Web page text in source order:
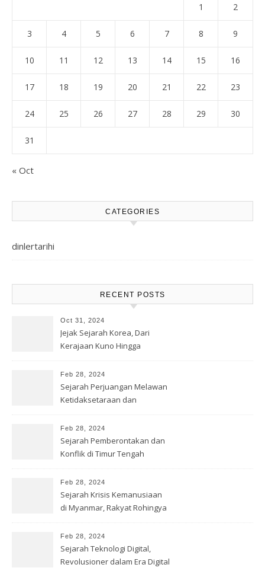
1 2
3 4 5 6 7 8 9
10 11 12 13 14 15 16
17 18 19 20 21 22 23
24 25 26 27 28 29 30
31
« Oct
CATEGORIES
dinlertarihi
RECENT POSTS
Oct 31, 2024
Jejak Sejarah Korea, Dari
Kerajaan Kuno Hingga
Feb 28, 2024
Sejarah Perjuangan Melawan
Ketidaksetaraan dan
Feb 28, 2024
Sejarah Pemberontakan dan
Konflik di Timur Tengah
Feb 28, 2024
Sejarah Krisis Kemanusiaan
di Myanmar, Rakyat Rohingya
Feb 28, 2024
Sejarah Teknologi Digital,
Revolusioner dalam Era Digital